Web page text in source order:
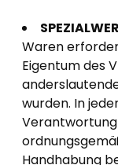
Waren
Eigentum des
wurden. In
Verantwortung
Handhabung